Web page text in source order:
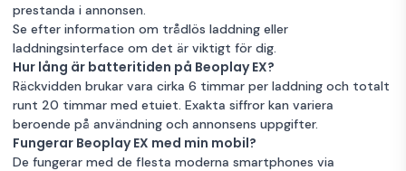
prestanda i annonsen.
Se efter information om trådlös laddning eller
laddningsinterface om det är viktigt för dig.
Hur lång är batteritiden på Beoplay EX?
Räckvidden brukar vara cirka 6 timmar per laddning och totalt
runt 20 timmar med etuiet. Exakta siffror kan variera
beroende på användning och annonsens uppgifter.
Fungerar Beoplay EX med min mobil?
De fungerar med de flesta moderna smartphones via